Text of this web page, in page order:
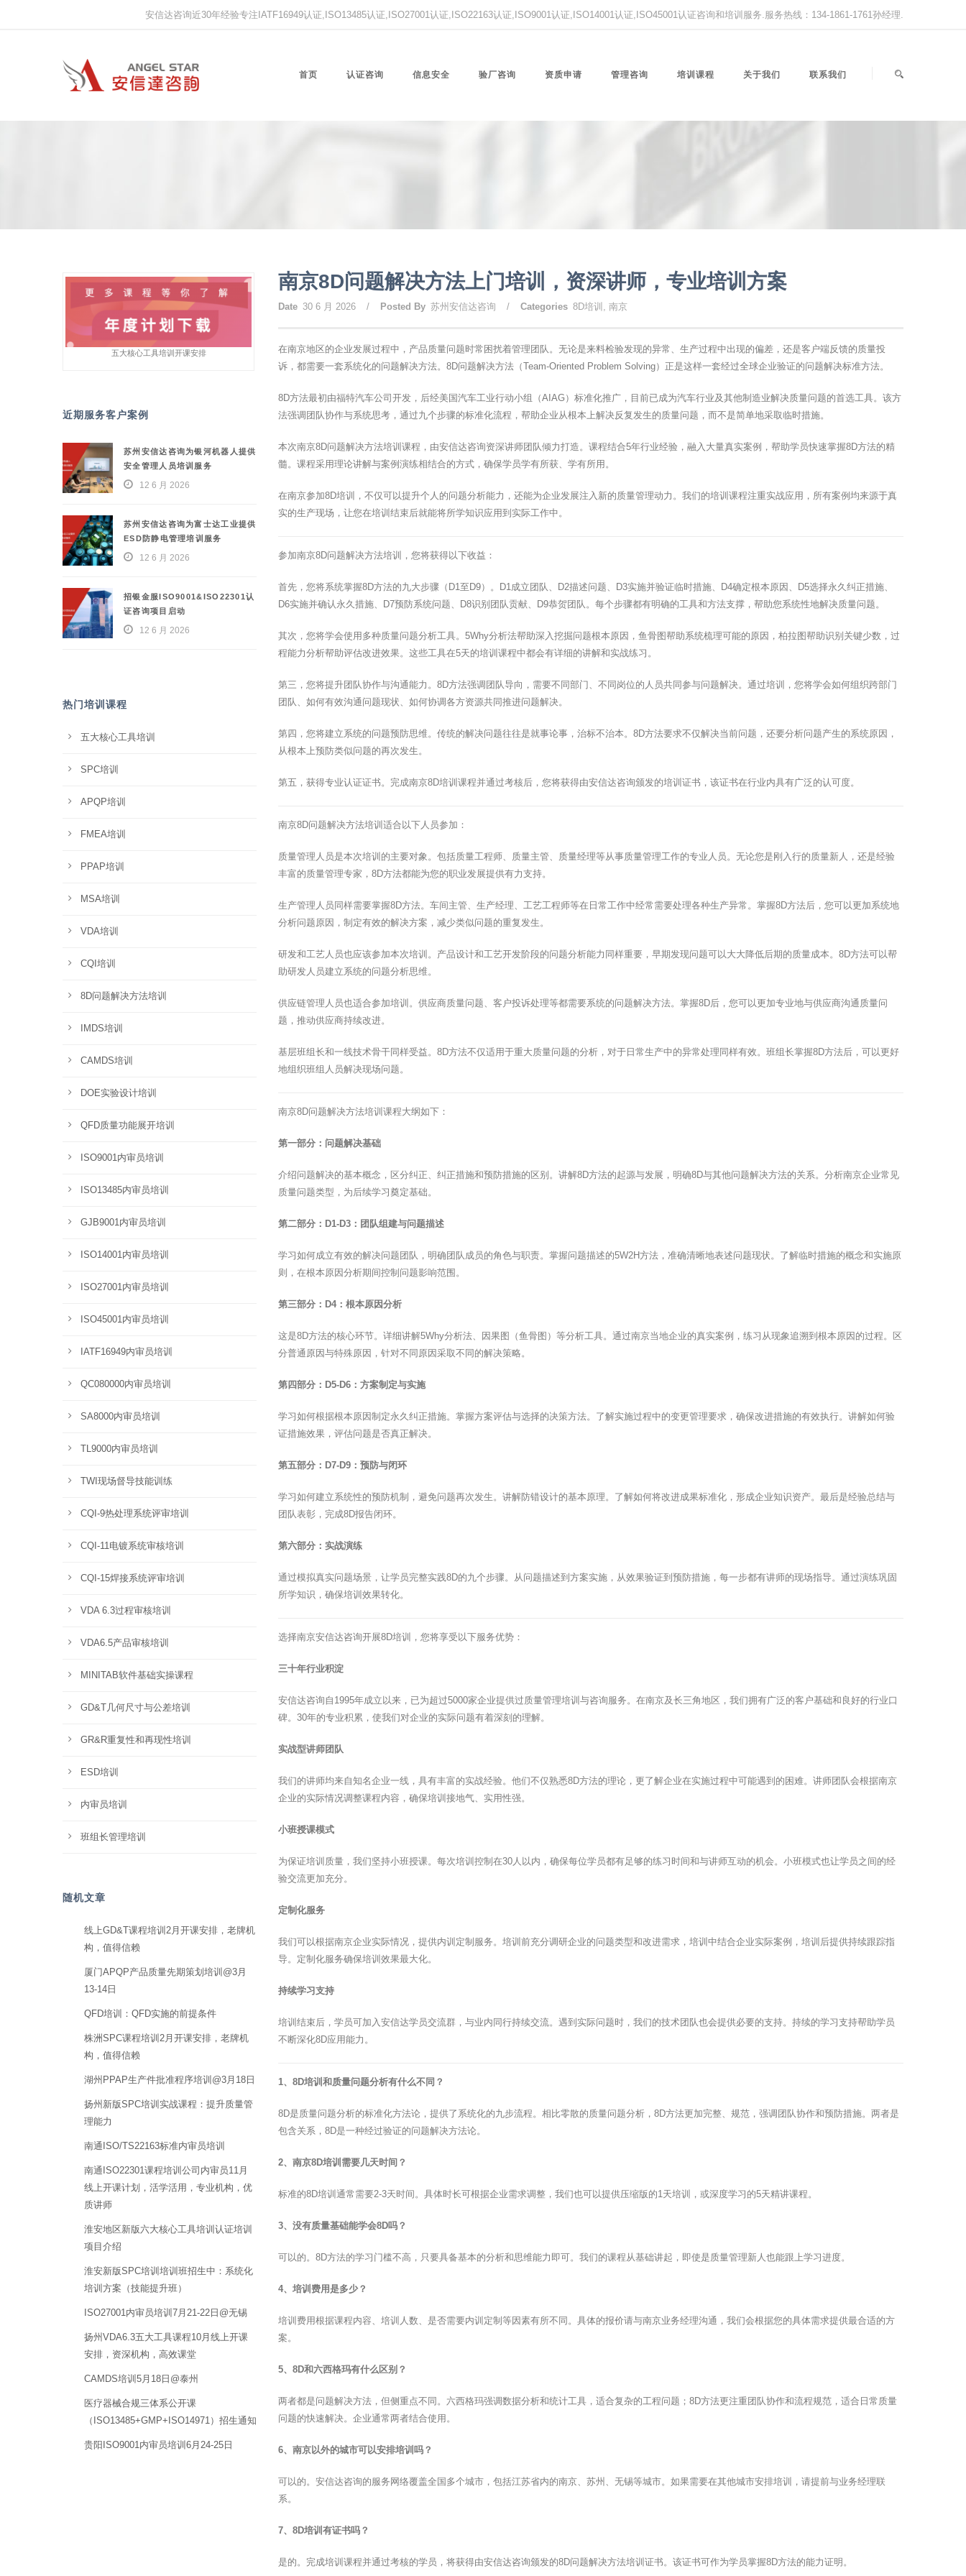
安信达咨询近30年经验专注IATF16949认证,ISO13485认证,ISO27001认证,ISO22163认证,ISO9001认证,ISO14001认证,ISO45001认证咨询和培训服务.服务热线：134-1861-1761孙经理.
首页 认证咨询 信息安全 验厂咨询 资质申请 管理咨询 培训课程 关于我们 联系我们
南京8D问题解决方法上门培训，资深讲师，专业培训方案
Date 30 6 月 2026 / Posted By 苏州安信达咨询 / Categories 8D培训 , 南京
在南京地区的企业发展过程中，产品质量问题时常困扰着管理团队。无论是来料检验发现的异常、生产过程中出现的偏差，还是客户端反馈的质量投
诉，都需要一套系统化的问题解决方法。8D问题解决方法（Team-Oriented Problem Solving）正是这样一套经过全球企业验证的问题解决标准方法。
8D方法最初由福特汽车公司开发，后经美国汽车工业行动小组（AIAG）标准化推广，目前已成为汽车行业及其他制造业解决质量问题的首选工具。该方
法强调团队协作与系统思考，通过九个步骤的标准化流程，帮助企业从根本上解决反复发生的质量问题，而不是简单地采取临时措施。
本次南京8D问题解决方法培训课程，由安信达咨询资深讲师团队倾力打造。课程结合5年行业经验，融入大量真实案例，帮助学员快速掌握8D方法的精
髓。课程采用理论讲解与案例演练相结合的方式，确保学员学有所获、学有所用。
在南京参加8D培训，不仅可以提升个人的问题分析能力，还能为企业发展注入新的质量管理动力。我们的培训课程注重实战应用，所有案例均来源于真
实的生产现场，让您在培训结束后就能将所学知识应用到实际工作中。
参加南京8D问题解决方法培训，您将获得以下收益：
首先，您将系统掌握8D方法的九大步骤（D1至D9）。D1成立团队、D2描述问题、D3实施并验证临时措施、D4确定根本原因、D5选择永久纠正措施、
D6实施并确认永久措施、D7预防系统问题、D8识别团队贡献、D9恭贺团队。每个步骤都有明确的工具和方法支撑，帮助您系统性地解决质量问题。
其次，您将学会使用多种质量问题分析工具。5Why分析法帮助深入挖掘问题根本原因，鱼骨图帮助系统梳理可能的原因，柏拉图帮助识别关键少数，过
程能力分析帮助评估改进效果。这些工具在5天的培训课程中都会有详细的讲解和实战练习。
第三，您将提升团队协作与沟通能力。8D方法强调团队导向，需要不同部门、不同岗位的人员共同参与问题解决。通过培训，您将学会如何组织跨部门
团队、如何有效沟通问题现状、如何协调各方资源共同推进问题解决。
第四，您将建立系统的问题预防思维。传统的解决问题往往是就事论事，治标不治本。8D方法要求不仅解决当前问题，还要分析问题产生的系统原因，
从根本上预防类似问题的再次发生。
第五，获得专业认证证书。完成南京8D培训课程并通过考核后，您将获得由安信达咨询颁发的培训证书，该证书在行业内具有广泛的认可度。
南京8D问题解决方法培训适合以下人员参加：
质量管理人员是本次培训的主要对象。包括质量工程师、质量主管、质量经理等从事质量管理工作的专业人员。无论您是刚入行的质量新人，还是经验
丰富的质量管理专家，8D方法都能为您的职业发展提供有力支持。
生产管理人员同样需要掌握8D方法。车间主管、生产经理、工艺工程师等在日常工作中经常需要处理各种生产异常。掌握8D方法后，您可以更加系统地
分析问题原因，制定有效的解决方案，减少类似问题的重复发生。
研发和工艺人员也应该参加本次培训。产品设计和工艺开发阶段的问题分析能力同样重要，早期发现问题可以大大降低后期的质量成本。8D方法可以帮
助研发人员建立系统的问题分析思维。
供应链管理人员也适合参加培训。供应商质量问题、客户投诉处理等都需要系统的问题解决方法。掌握8D后，您可以更加专业地与供应商沟通质量问
题，推动供应商持续改进。
基层班组长和一线技术骨干同样受益。8D方法不仅适用于重大质量问题的分析，对于日常生产中的异常处理同样有效。班组长掌握8D方法后，可以更好
地组织班组人员解决现场问题。
南京8D问题解决方法培训课程大纲如下：
第一部分：问题解决基础
介绍问题解决的基本概念，区分纠正、纠正措施和预防措施的区别。讲解8D方法的起源与发展，明确8D与其他问题解决方法的关系。分析南京企业常见
质量问题类型，为后续学习奠定基础。
第二部分：D1-D3：团队组建与问题描述
学习如何成立有效的解决问题团队，明确团队成员的角色与职责。掌握问题描述的5W2H方法，准确清晰地表述问题现状。了解临时措施的概念和实施原
则，在根本原因分析期间控制问题影响范围。
第三部分：D4：根本原因分析
这是8D方法的核心环节。详细讲解5Why分析法、因果图（鱼骨图）等分析工具。通过南京当地企业的真实案例，练习从现象追溯到根本原因的过程。区
分普通原因与特殊原因，针对不同原因采取不同的解决策略。
第四部分：D5-D6：方案制定与实施
学习如何根据根本原因制定永久纠正措施。掌握方案评估与选择的决策方法。了解实施过程中的变更管理要求，确保改进措施的有效执行。讲解如何验
证措施效果，评估问题是否真正解决。
第五部分：D7-D9：预防与闭环
学习如何建立系统性的预防机制，避免问题再次发生。讲解防错设计的基本原理。了解如何将改进成果标准化，形成企业知识资产。最后是经验总结与
团队表彰，完成8D报告闭环。
第六部分：实战演练
通过模拟真实问题场景，让学员完整实践8D的九个步骤。从问题描述到方案实施，从效果验证到预防措施，每一步都有讲师的现场指导。通过演练巩固
所学知识，确保培训效果转化。
选择南京安信达咨询开展8D培训，您将享受以下服务优势：
三十年行业积淀
安信达咨询自1995年成立以来，已为超过5000家企业提供过质量管理培训与咨询服务。在南京及长三角地区，我们拥有广泛的客户基础和良好的行业口
碑。30年的专业积累，使我们对企业的实际问题有着深刻的理解。
实战型讲师团队
我们的讲师均来自知名企业一线，具有丰富的实战经验。他们不仅熟悉8D方法的理论，更了解企业在实施过程中可能遇到的困难。讲师团队会根据南京
企业的实际情况调整课程内容，确保培训接地气、实用性强。
小班授课模式
为保证培训质量，我们坚持小班授课。每次培训控制在30人以内，确保每位学员都有足够的练习时间和与讲师互动的机会。小班模式也让学员之间的经
验交流更加充分。
定制化服务
我们可以根据南京企业实际情况，提供内训定制服务。培训前充分调研企业的问题类型和改进需求，培训中结合企业实际案例，培训后提供持续跟踪指
导。定制化服务确保培训效果最大化。
持续学习支持
培训结束后，学员可加入安信达学员交流群，与业内同行持续交流。遇到实际问题时，我们的技术团队也会提供必要的支持。持续的学习支持帮助学员
不断深化8D应用能力。
1、8D培训和质量问题分析有什么不同？
8D是质量问题分析的标准化方法论，提供了系统化的九步流程。相比零散的质量问题分析，8D方法更加完整、规范，强调团队协作和预防措施。两者是
包含关系，8D是一种经过验证的问题解决方法论。
2、南京8D培训需要几天时间？
标准的8D培训通常需要2-3天时间。具体时长可根据企业需求调整，我们也可以提供压缩版的1天培训，或深度学习的5天精讲课程。
3、没有质量基础能学会8D吗？
可以的。8D方法的学习门槛不高，只要具备基本的分析和思维能力即可。我们的课程从基础讲起，即使是质量管理新人也能跟上学习进度。
4、培训费用是多少？
培训费用根据课程内容、培训人数、是否需要内训定制等因素有所不同。具体的报价请与南京业务经理沟通，我们会根据您的具体需求提供最合适的方
案。
5、8D和六西格玛有什么区别？
两者都是问题解决方法，但侧重点不同。六西格玛强调数据分析和统计工具，适合复杂的工程问题；8D方法更注重团队协作和流程规范，适合日常质量
问题的快速解决。企业通常两者结合使用。
6、南京以外的城市可以安排培训吗？
可以的。安信达咨询的服务网络覆盖全国多个城市，包括江苏省内的南京、苏州、无锡等城市。如果需要在其他城市安排培训，请提前与业务经理联
系。
7、8D培训有证书吗？
是的。完成培训课程并通过考核的学员，将获得由安信达咨询颁发的8D问题解决方法培训证书。该证书可作为学员掌握8D方法的能力证明。
五大核心工具培训开课安排
近期服务客户案例
苏州安信达咨询为银河机器人提供
安全管理人员培训服务
12 6 月 2026
苏州安信达咨询为富士达工业提供
ESD防静电管理培训服务
12 6 月 2026
招银金服ISO9001&ISO22301认
证咨询项目启动
12 6 月 2026
热门培训课程
五大核心工具培训
SPC培训
APQP培训
FMEA培训
PPAP培训
MSA培训
VDA培训
CQI培训
8D问题解决方法培训
IMDS培训
CAMDS培训
DOE实验设计培训
QFD质量功能展开培训
ISO9001内审员培训
ISO13485内审员培训
GJB9001内审员培训
ISO14001内审员培训
ISO27001内审员培训
ISO45001内审员培训
IATF16949内审员培训
QC080000内审员培训
SA8000内审员培训
TL9000内审员培训
TWI现场督导技能训练
CQI-9热处理系统评审培训
CQI-11电镀系统审核培训
CQI-15焊接系统评审培训
VDA 6.3过程审核培训
VDA6.5产品审核培训
MINITAB软件基础实操课程
GD&T几何尺寸与公差培训
GR&R重复性和再现性培训
ESD培训
内审员培训
班组长管理培训
随机文章
线上GD&T课程培训2月开课安排，老牌机
构，值得信赖
厦门APQP产品质量先期策划培训@3月
13-14日
QFD培训：QFD实施的前提条件
株洲SPC课程培训2月开课安排，老牌机
构，值得信赖
湖州PPAP生产件批准程序培训@3月18日
扬州新版SPC培训实战课程：提升质量管
理能力
南通ISO/TS22163标准内审员培训
南通ISO22301课程培训公司内审员11月
线上开课计划，活学活用，专业机构，优
质讲师
淮安地区新版六大核心工具培训认证培训
项目介绍
淮安新版SPC培训培训班招生中：系统化
培训方案（技能提升班）
ISO27001内审员培训7月21-22日@无锡
扬州VDA6.3五大工具课程10月线上开课
安排，资深机构，高效课堂
CAMDS培训5月18日@泰州
医疗器械合规三体系公开课
（ISO13485+GMP+ISO14971）招生通知
贵阳ISO9001内审员培训6月24-25日